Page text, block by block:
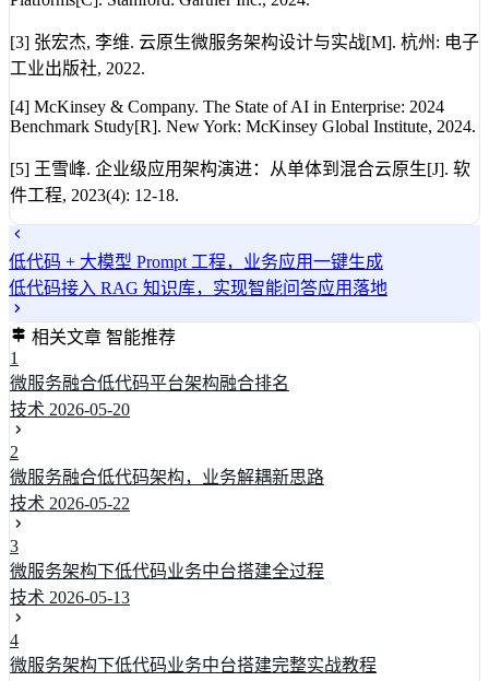
[3] 张宏杰, 李维. 云原生微服务架构设计与实战[M]. 杭州: 电子
工业出版社, 2022.
[4] McKinsey & Company. The State of AI in Enterprise: 2024
Benchmark Study[R]. New York: McKinsey Global Institute, 2024.
[5] 王雪峰. 企业级应用架构演进：从单体到混合云原生[J]. 软
件工程, 2023(4): 12-18.
低代码 + 大模型 Prompt 工程，业务应用一键生成
低代码接入 RAG 知识库，实现智能问答应用落地
相关文章 智能推荐
1
微服务融合低代码平台架构融合排名
技术 2026-05-20
2
微服务融合低代码架构，业务解耦新思路
技术 2026-05-22
3
微服务架构下低代码业务中台搭建全过程
技术 2026-05-13
4
微服务架构下低代码业务中台搭建完整实战教程